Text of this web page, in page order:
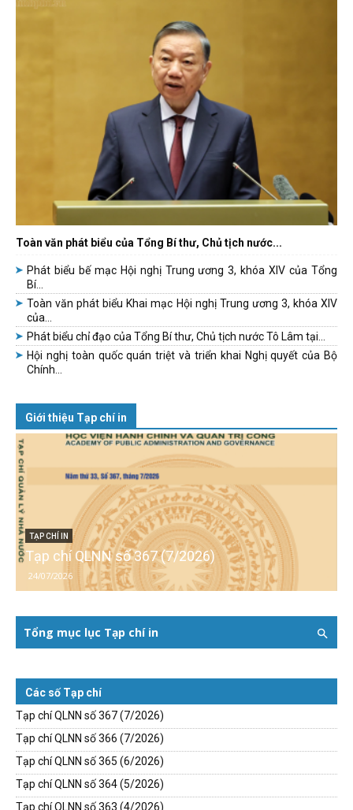
Toàn văn phát biểu của Tổng Bí thư, Chủ tịch nước...
Phát biểu bế mạc Hội nghị Trung ương 3, khóa XIV của Tổng
Bí...
Toàn văn phát biểu Khai mạc Hội nghị Trung ương 3, khóa XIV
của...
Phát biểu chỉ đạo của Tổng Bí thư, Chủ tịch nước Tô Lâm tại...
Hội nghị toàn quốc quán triệt và triển khai Nghị quyết của Bộ
Chính...
Giới thiệu Tạp chí in
TẠP CHÍ IN
Tạp chí QLNN số 367 (7/2026)
24/07/2026
Tổng mục lục Tạp chí in
Các số Tạp chí
Tạp chí QLNN số 367 (7/2026)
Tạp chí QLNN số 366 (7/2026)
Tạp chí QLNN số 365 (6/2026)
Tạp chí QLNN số 364 (5/2026)
Tạp chí QLNN số 363 (4/2026)